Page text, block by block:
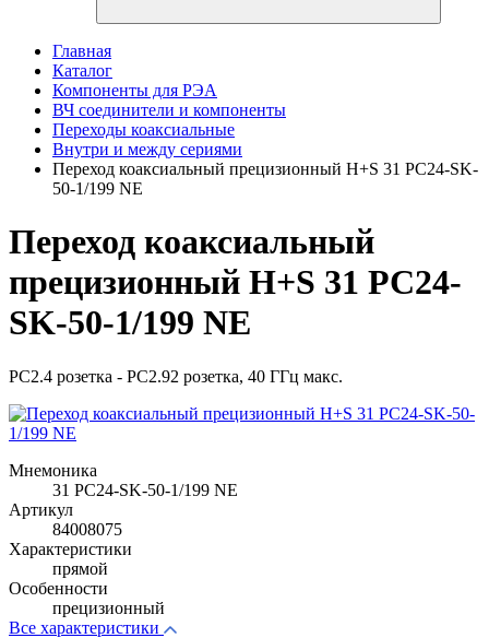
Главная
Каталог
Компоненты для РЭА
ВЧ соединители и компоненты
Переходы коаксиальные
Внутри и между сериями
Переход коаксиальный прецизионный H+S 31 PC24-SK-
50-1/199 NE
Переход коаксиальный
прецизионный H+S 31 PC24-
SK-50-1/199 NE
PC2.4 розетка - PC2.92 розетка, 40 ГГц макс.
Мнемоника
31 PC24-SK-50-1/199 NE
Артикул
84008075
Характеристики
прямой
Особенности
прецизионный
Все характеристики